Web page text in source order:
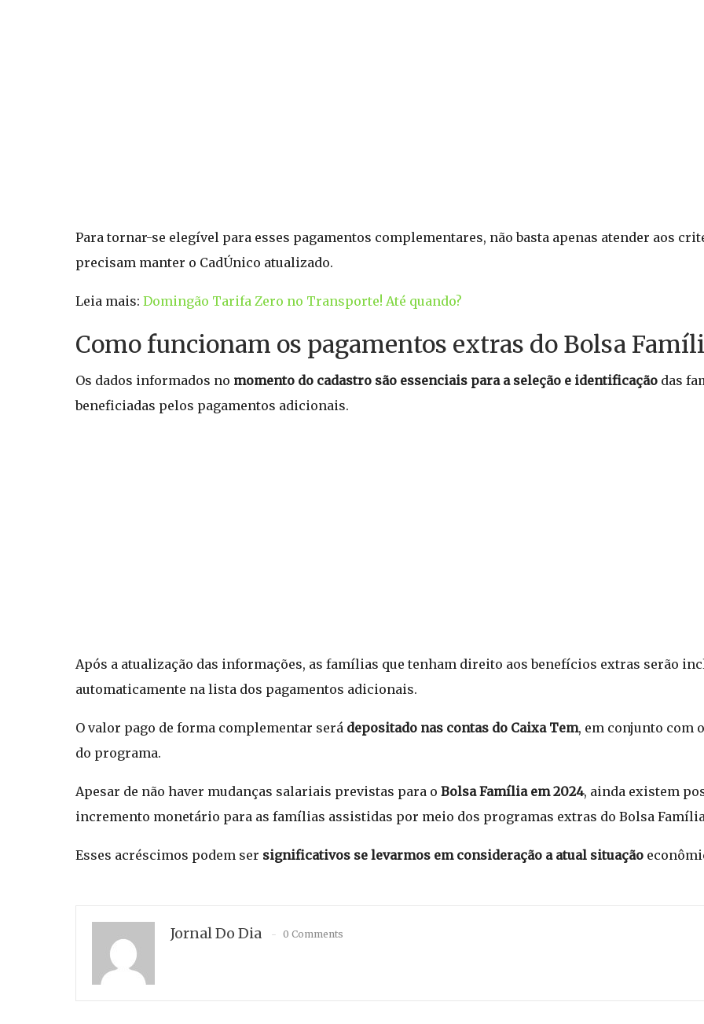
Para tornar-se elegível para esses pagamentos complementares, não basta apenas atender aos
precisam manter o CadÚnico atualizado.
Leia mais: Domingão Tarifa Zero no Transporte! Até quando?
Como funcionam os pagamentos extras do Bolsa
Os dados informados no momento do cadastro são essenciais para a seleção e identificação das
beneficiadas pelos pagamentos adicionais.
Após a atualização das informações, as famílias que tenham direito aos benefícios extras serão
automaticamente na lista dos pagamentos adicionais.
O valor pago de forma complementar será depositado nas contas do Caixa Tem, em conjunto com
do programa.
Apesar de não haver mudanças salariais previstas para o Bolsa Família em 2024, ainda existem
incremento monetário para as famílias assistidas por meio dos programas extras do Bolsa
Esses acréscimos podem ser significativos se levarmos em consideração a atual situação
Jornal Do Dia 0 Comments